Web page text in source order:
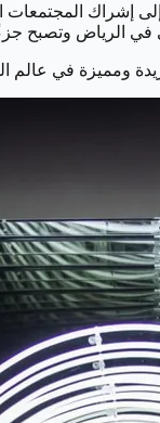
إلى إشراك
في الرياض وتصبح
ومميزة في عالم